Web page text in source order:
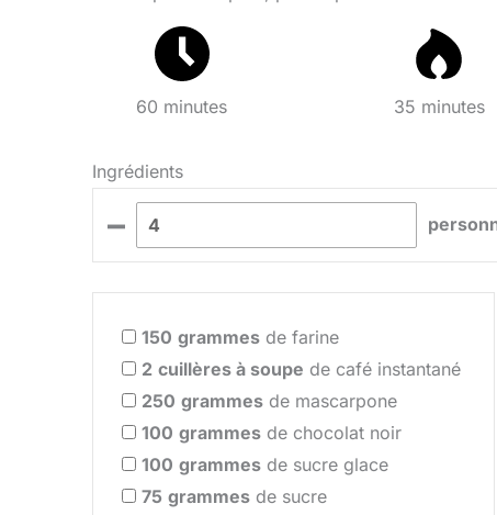
60 minutes 35 minutes
Ingrédients
–
150 grammes de farine
2 cuillères à soupe de café instantané
250 grammes de mascarpone
100 grammes de chocolat noir
100 grammes de sucre glace
75 grammes de sucre